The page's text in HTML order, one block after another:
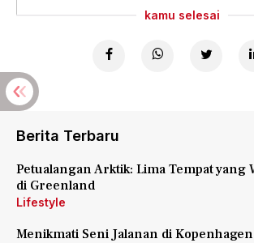
kamu selesai
Berita Terbaru
Petualangan Arktik: Lima Tempat yang
di Greenland
Lifestyle
Menikmati Seni Jalanan di Kopenhagen